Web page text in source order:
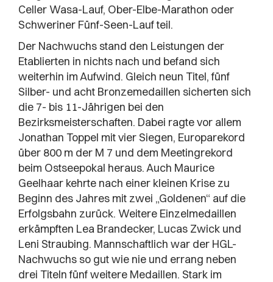
Celler Wasa-Lauf, Ober-Elbe-Marathon oder
Schweriner Fünf-Seen-Lauf teil.
Der Nachwuchs stand den Leistungen der
Etablierten in nichts nach und befand sich
weiterhin im Aufwind. Gleich neun Titel, fünf
Silber- und acht Bronzemedaillen sicherten sich
die 7- bis 11-Jährigen bei den
Bezirksmeisterschaften. Dabei ragte vor allem
Jonathan Toppel mit vier Siegen, Europarekord
über 800 m der M 7 und dem Meetingrekord
beim Ostseepokal heraus. Auch Maurice
Geelhaar kehrte nach einer kleinen Krise zu
Beginn des Jahres mit zwei „Goldenen“ auf die
Erfolgsbahn zurück. Weitere Einzelmedaillen
erkämpften Lea Brandecker, Lucas Zwick und
Leni Straubing. Mannschaftlich war der HGL-
Nachwuchs so gut wie nie und errang neben
drei Titeln fünf weitere Medaillen. Stark im